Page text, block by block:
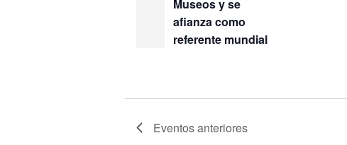
Museos y se
afianza como
referente mundial
Eventosanteriores